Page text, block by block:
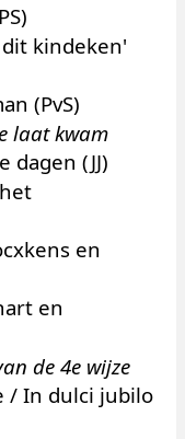
kindeken'
(PvS)
laat kwam
dagen (JJ)
en
en
de 4e wijze
/ In dulci jubilo